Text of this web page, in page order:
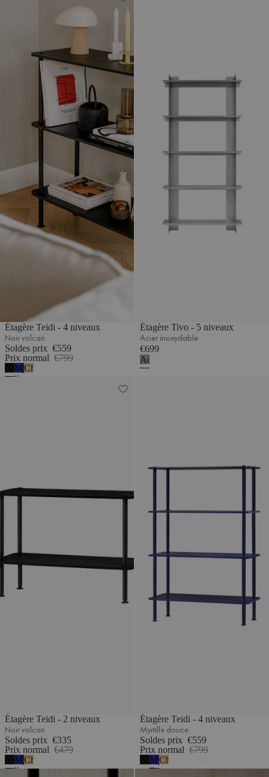
Étagère Teidi - 4 niveaux
Noir volcan
Soldes prix €559
Prix normal €799
Noir
volcan
Myrtille
douce
Chêne
Étagère Tivo - 5 niveaux
Acier inoxydable
€699
Acier
inoxydable
Étagère Teidi - 2 niveaux
Noir volcan
Soldes prix €335
Prix normal €479
Noir
volcan
Myrtille
douce
Chêne
Étagère Teidi - 4 niveaux
Myrtille douce
Soldes prix €559
Prix normal €799
Noir
volcan
Myrtille
douce
Chêne